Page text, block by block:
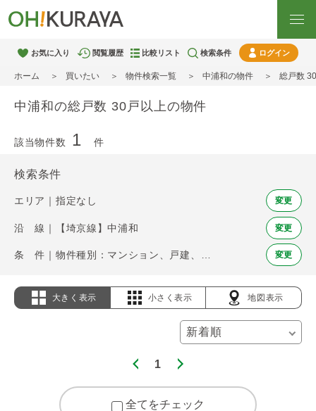
お気に入り 閲覧履歴 比較リスト 検索条件 ログイン
ホーム 買いたい 物件検索一覧 中浦和の物件 総戸数
中浦和の総戸数 30戸以上の物件
該当物件数 1 件
検索条件
エリア｜指定なし 変更
沿 線｜【埼京線】中浦和 変更
変更
大きく表示 小さく表示 地図表示
1
全てをチェック